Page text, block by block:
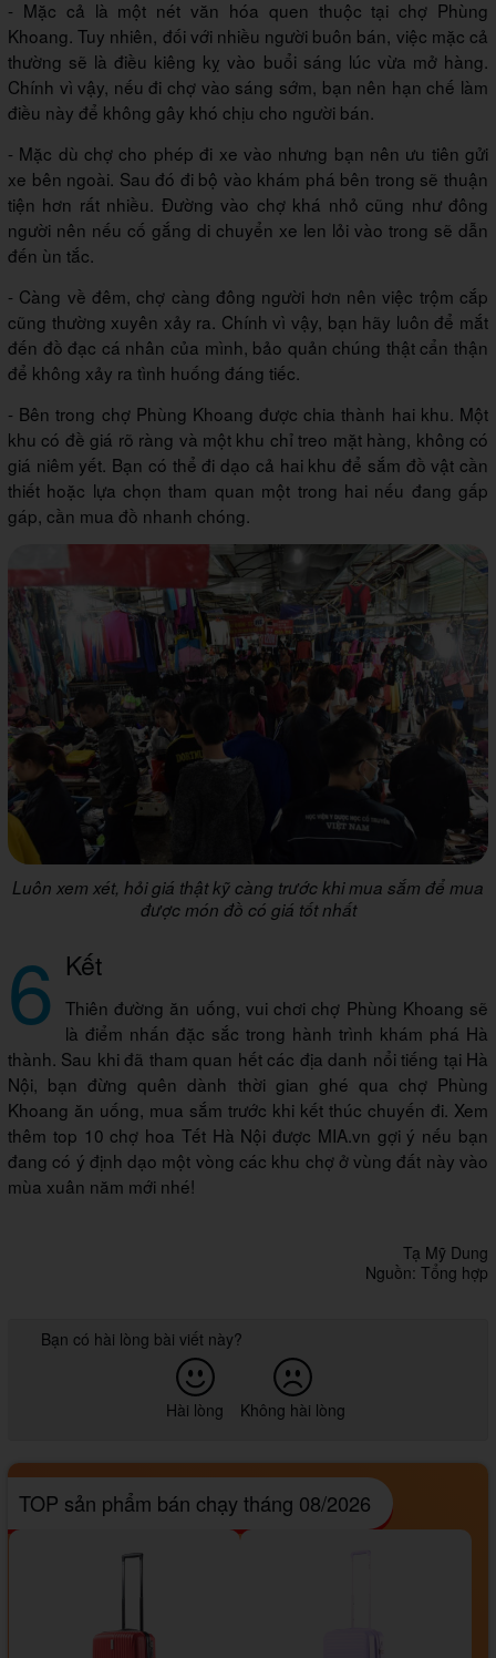
- Mặc cả là một nét văn hóa quen thuộc tại chợ Phùng
Khoang. Tuy nhiên, đối với nhiều người buôn bán, việc mặc cả
thường sẽ là điều kiêng kỵ vào buổi sáng lúc vừa mở hàng.
Chính vì vậy, nếu đi chợ vào sáng sớm, bạn nên hạn chế làm
điều này để không gây khó chịu cho người bán.
- Mặc dù chợ cho phép đi xe vào nhưng bạn nên ưu tiên gửi
xe bên ngoài. Sau đó đi bộ vào khám phá bên trong sẽ thuận
tiện hơn rất nhiều. Đường vào chợ khá nhỏ cũng như đông
người nên nếu cố gắng di chuyển xe len lỏi vào trong sẽ dẫn
đến ùn tắc.
- Càng về đêm, chợ càng đông người hơn nên việc trộm cắp
cũng thường xuyên xảy ra. Chính vì vậy, bạn hãy luôn để mắt
đến đồ đạc cá nhân của mình, bảo quản chúng thật cẩn thận
để không xảy ra tình huống đáng tiếc.
- Bên trong chợ Phùng Khoang được chia thành hai khu. Một
khu có đề giá rõ ràng và một khu chỉ treo mặt hàng, không có
giá niêm yết. Bạn có thể đi dạo cả hai khu để sắm đồ vật cần
thiết hoặc lựa chọn tham quan một trong hai nếu đang gấp
gáp, cần mua đồ nhanh chóng.
Luôn xem xét, hỏi giá thật kỹ càng trước khi mua sắm để mua
được món đồ có giá tốt nhất
6 Kết
Thiên đường ăn uống, vui chơi chợ Phùng Khoang sẽ
là điểm nhấn đặc sắc trong hành trình khám phá Hà
thành. Sau khi đã tham quan hết các địa danh nổi tiếng tại Hà
Nội, bạn đừng quên dành thời gian ghé qua chợ Phùng
Khoang ăn uống, mua sắm trước khi kết thúc chuyến đi. Xem
thêm top 10 chợ hoa Tết Hà Nội được MIA.vn gợi ý nếu bạn
đang có ý định dạo một vòng các khu chợ ở vùng đất này vào
mùa xuân năm mới nhé!
Tạ Mỹ Dung
Nguồn: Tổng hợp
Bạn có hài lòng bài viết này?
Hài lòng Không hài lòng
TOP sản phẩm bán chạy tháng 08/2026